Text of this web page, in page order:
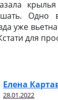
Одно
уже
для
Елена
28.01.2022